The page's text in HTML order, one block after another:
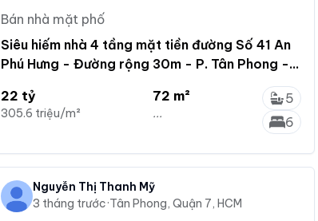
Bán nhà mặt phố
Siêu hiếm nhà 4 tầng mặt tiền đường Số 41 An
Phú Hưng - Đường rộng 30m - P. Tân Phong -
22 tỷ
305.6 triệu/m²
72 m²
...
5
6
Nguyễn Thị Thanh Mỹ
3 tháng trước·Tân Phong, Quận 7, HCM